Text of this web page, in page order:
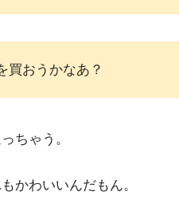
買おうかなあ？
ちゃう。
かわいいんだもん。